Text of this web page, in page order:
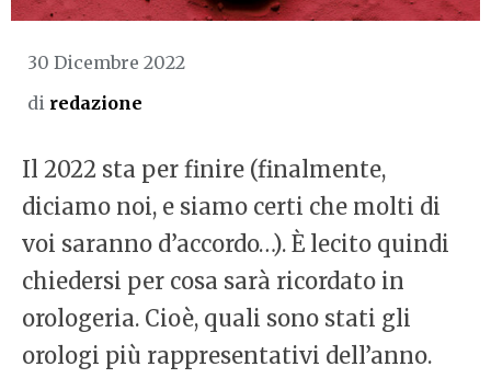
30 Dicembre 2022
di redazione
Il 2022 sta per finire (finalmente,
diciamo noi, e siamo certi che molti di
voi saranno d’accordo…). È lecito quindi
chiedersi per cosa sarà ricordato in
orologeria. Cioè, quali sono stati gli
orologi più rappresentativi dell’anno.